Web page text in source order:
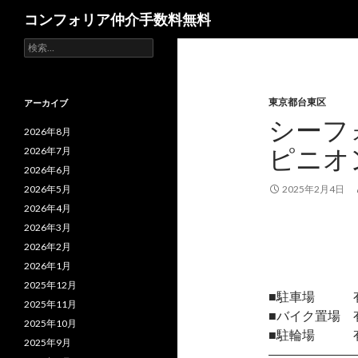
コンフォリア仲介手数料無料
東京都台東区
シー
ピニオ
2025年2月4日
■駐車場 有/
■バイク置場
■駐輪場 有/
―――――――
検
索:
アーカイブ
2026年8月
2026年7月
2026年6月
2026年5月
2026年4月
2026年3月
2026年2月
2026年1月
2025年12月
2025年11月
2025年10月
2025年9月